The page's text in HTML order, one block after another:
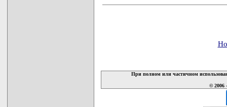
При полном или частичном
© 2006